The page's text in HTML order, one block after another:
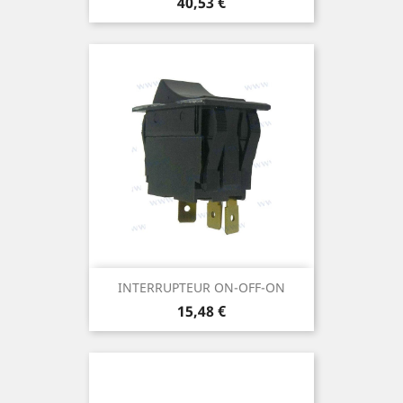
INTERRUPTEUR ON-OFF-ON
Prix
15,48 €